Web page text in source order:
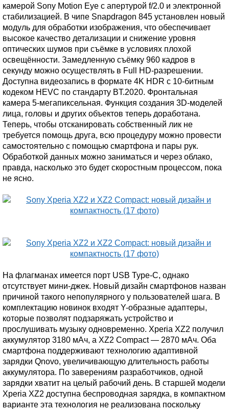
камерой Sony Motion Eye с апертурой f/2.0 и электронной
стабилизацией. В чипе Snapdragon 845 установлен новый
модуль для обработки изображения, что обеспечивает
высокое качество детализации и снижение уровня
оптических шумов при съёмке в условиях плохой
освещённости. Замедленную съёмку 960 кадров в
секунду можно осуществлять в Full HD-разрешении.
Доступна видеозапись в формате 4K HDR c 10-битным
кодеком HEVC по стандарту BT.2020. Фронтальная
камера 5-мегапиксельная. Функция создания 3D-моделей
лица, головы и других объектов теперь доработана.
Теперь, чтобы отсканировать собственный лик не
требуется помощь друга, всю процедуру можно провести
самостоятельно с помощью смартфона и пары рук.
Обработкой данных можно заниматься и через облако,
правда, насколько это будет скоростным процессом, пока
не ясно.
На флагманах имеется порт USB Type-C, однако
отсутствует мини-джек. Новый дизайн смартфонов назван
причиной такого непопулярного у пользователей шага. В
комплектацию новинок входят Y-образные адаптеры,
которые позволят подзаряжать устройство и
прослушивать музыку одновременно. Xperia XZ2 получил
аккумулятор 3180 мАч, а XZ2 Compact — 2870 мАч. Оба
смартфона поддерживают технологию адаптивной
зарядки Qnovo, увеличивающую длительность работы
аккумулятора. По заверениям разработчиков, одной
зарядки хватит на целый рабочий день. В старшей модели
Xperia XZ2 доступна беспроводная зарядка, в компактном
варианте эта технология не реализована поскольку